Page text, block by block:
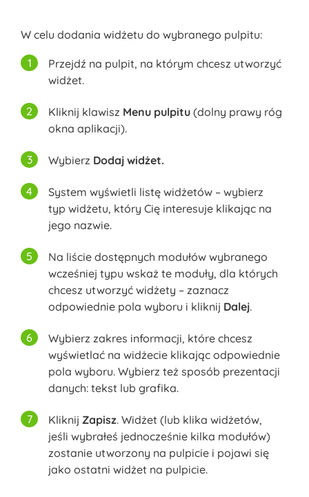
W celu dodania widżetu do wybranego pulpitu:
Przejdź na pulpit, na którym chcesz utworzyć
widżet.
Kliknij klawisz Menu pulpitu (dolny prawy róg
okna aplikacji).
Wybierz Dodaj widżet.
System wyświetli listę widżetów – wybierz
typ widżetu, który Cię interesuje klikając na
jego nazwie.
Na liście dostępnych modułów wybranego
wcześniej typu wskaż te moduły, dla których
chcesz utworzyć widżety – zaznacz
odpowiednie pola wyboru i kliknij Dalej.
Wybierz zakres informacji, które chcesz
wyświetlać na widżecie klikając odpowiednie
pola wyboru. Wybierz też sposób prezentacji
danych: tekst lub grafika.
Kliknij Zapisz. Widżet (lub klika widżetów,
jeśli wybrałeś jednocześnie kilka modułów)
zostanie utworzony na pulpicie i pojawi się
jako ostatni widżet na pulpicie.